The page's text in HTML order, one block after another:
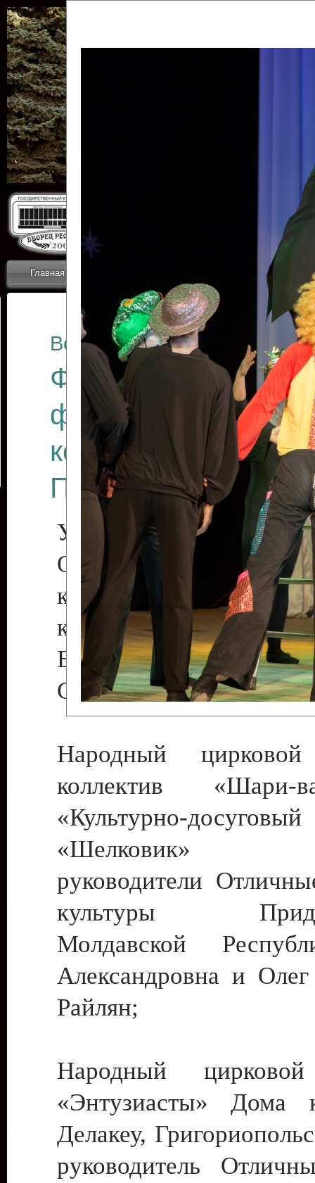
Главная Новости
ОТЧЕТЫ ГКЦ
Все отчеты
Финал
фестиваля
коллективов
Приднестровского
Участники фестиваля:
Образцовый
коллектив
культуры с.
Бендеры ,
Светлана Георгиевна
Народный цирковой
коллектив
«Культурно-
«Шелковик»
руководители
культуры
Молдавской
Александровна и
Райлян;
Народный цирковой
«Энтузиасты» Дома
Делакеу,
руководитель